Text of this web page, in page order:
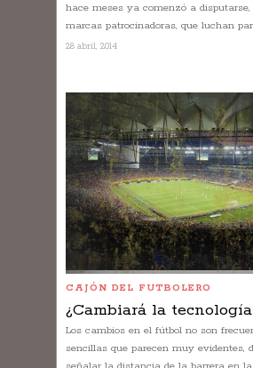
hace meses ya comenzó a
marcas patrocinadoras, que luchan
28 abril, 2014
CAJÓN DEL FUTBOLERO
¿Cambiará la
Los cambios en el fútbol no son
sencillas que parecen muy evidentes,